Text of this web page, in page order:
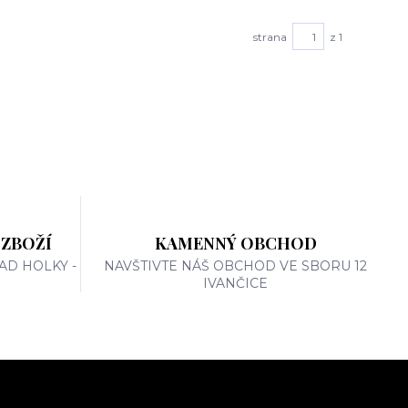
strana z 1
HOLKY -
KAMENNÝ OBCHOD
NAVŠTIVTE NÁŠ OBCHOD VE SBORU 12
IVANČICE